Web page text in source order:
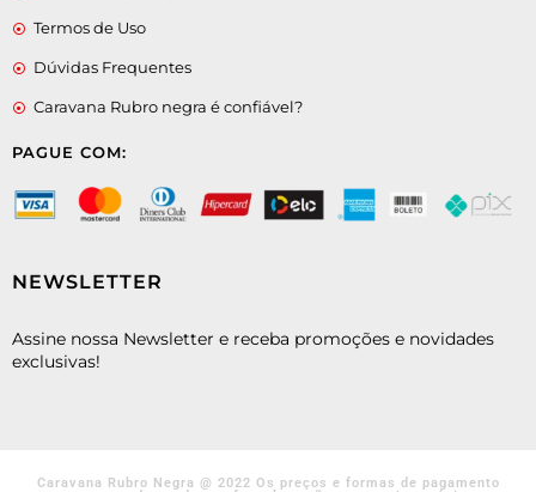
Termos de Uso
Dúvidas Frequentes
Caravana Rubro negra é confiável?
PAGUE COM:
NEWSLETTER
Assine nossa Newsletter e receba promoções e novidades
exclusivas!
Caravana Rubro Negra @ 2022 Os preços e formas de pagamento